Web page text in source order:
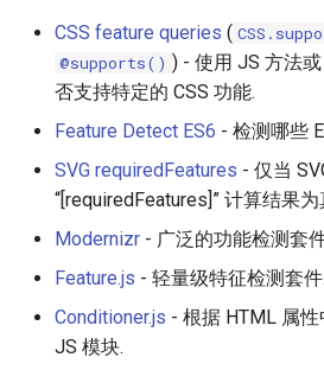
Home Assistant
Fortran
PHP
Delphi
Assembler
AutoHotkey
社交媒体分享链接
微服务
Unicode 内容
新手友好项目
Katas
CSS feature queries (
@supports() ) - 使用 JS 方法
否支持特定的 CSS 功能.
Feature Detect ES6 - 检测哪些
SVG requiredFeatures - 仅当
“[requiredFeatures]” 计算结果
Modernizr - 广泛的功能检测套
Feature.js - 轻量级特征检测套件.
Conditioner.js - 根据 HTML 属
JS 模块.